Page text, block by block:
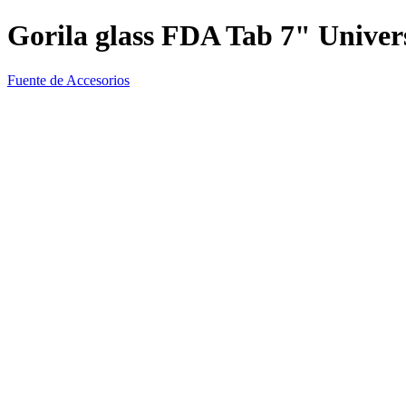
Gorila glass FDA Tab 7"
Fuente de Accesorios